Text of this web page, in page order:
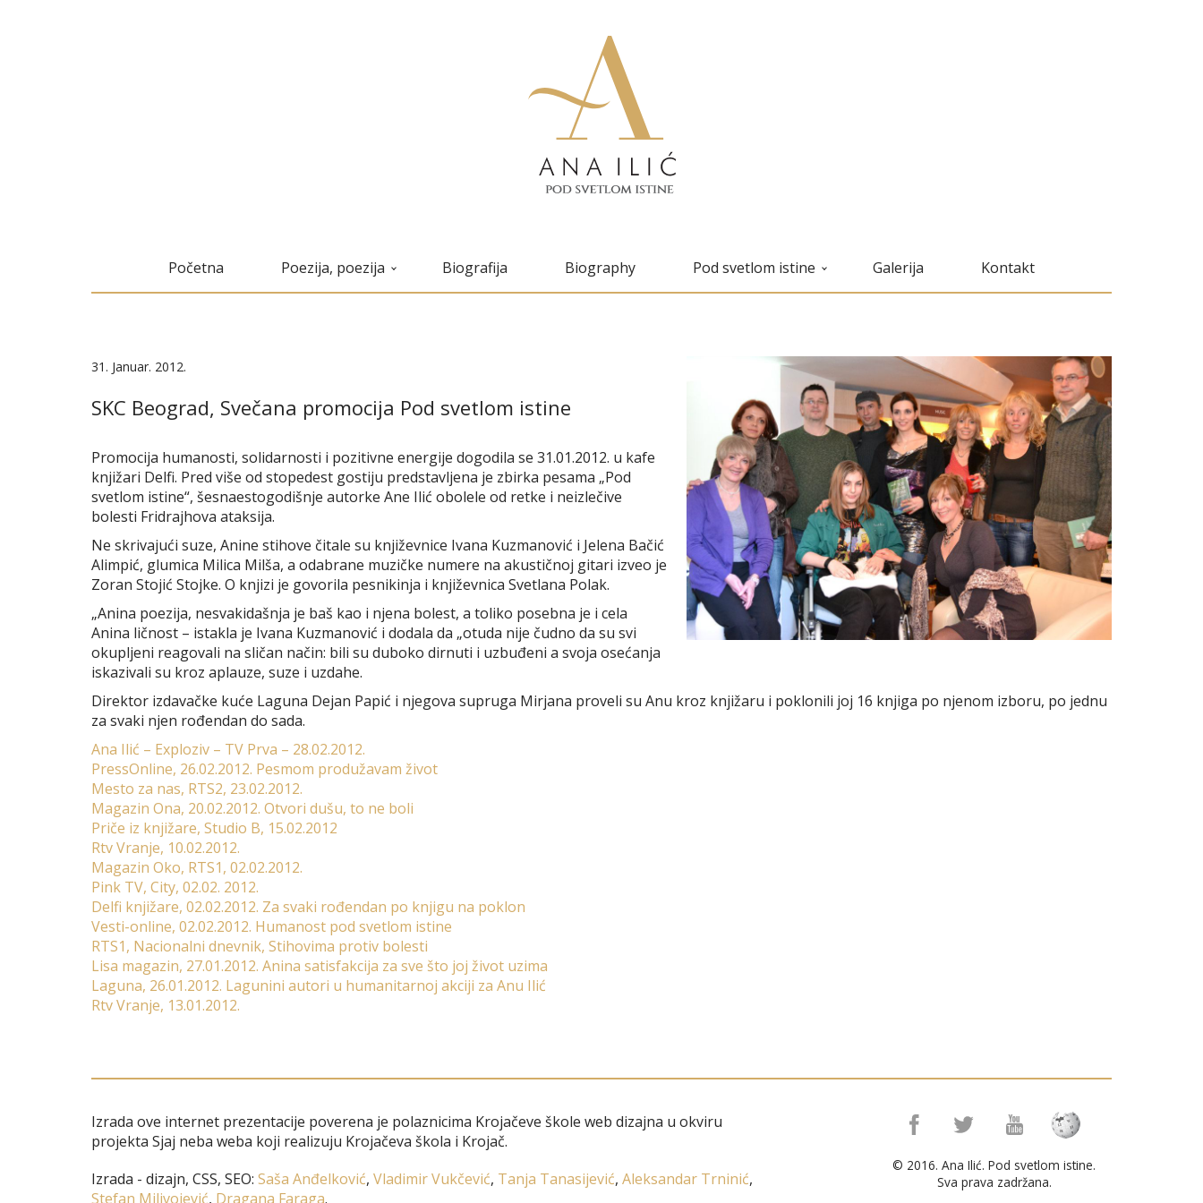
Početna Poezija, poezija Biografija Biography Pod svetlom istine Galerija Kontakt
31. Januar. 2012.
SKC Beograd, Svečana promocija Pod svetlom istine
Promocija humanosti, solidarnosti i pozitivne energije dogodila se 31.01.2012. u kafe
knjižari Delfi. Pred više od stopedest gostiju predstavljena je zbirka pesama „Pod
svetlom istine“, šesnaestogodišnje autorke Ane Ilić obolele od retke i neizlečive
bolesti Fridrajhova ataksija.
Ne skrivajući suze, Anine stihove čitale su književnice Ivana Kuzmanović i Jelena Bačić
Alimpić, glumica Milica Milša, a odabrane muzičke numere na akustičnoj gitari izveo je
Zoran Stojić Stojke. O knjizi je govorila pesnikinja i književnica Svetlana Polak.
„Anina poezija, nesvakidašnja je baš kao i njena bolest, a toliko posebna je i cela
Anina ličnost – istakla je Ivana Kuzmanović i dodala da „otuda nije čudno da su svi
okupljeni reagovali na sličan način: bili su duboko dirnuti i uzbuđeni a svoja osećanja
iskazivali su kroz aplauze, suze i uzdahe.
Direktor izdavačke kuće Laguna Dejan Papić i njegova supruga Mirjana proveli su Anu kroz knjižaru i poklonili joj 16 knjiga po njenom izboru, po jednu
za svaki njen rođendan do sada.
Ana Ilić – Exploziv – TV Prva – 28.02.2012.
PressOnline, 26.02.2012. Pesmom produžavam život
Mesto za nas, RTS2, 23.02.2012.
Magazin Ona, 20.02.2012. Otvori dušu, to ne boli
Priče iz knjižare, Studio B, 15.02.2012
Rtv Vranje, 10.02.2012.
Magazin Oko, RTS1, 02.02.2012.
Pink TV, City, 02.02. 2012.
Delfi knjižare, 02.02.2012. Za svaki rođendan po knjigu na poklon
Vesti-online, 02.02.2012. Humanost pod svetlom istine
RTS1, Nacionalni dnevnik, Stihovima protiv bolesti
Lisa magazin, 27.01.2012. Anina satisfakcija za sve što joj život uzima
Laguna, 26.01.2012. Lagunini autori u humanitarnoj akciji za Anu Ilić
Rtv Vranje, 13.01.2012.
Izrada ove internet prezentacije poverena je polaznicima Krojačeve škole web dizajna u okviru
projekta Sjaj neba weba koji realizuju Krojačeva škola i Krojač.
Izrada - dizajn, CSS, SEO: Saša Anđelković, Vladimir Vukčević, Tanja Tanasijević, Aleksandar Trninić,
Stefan Milivojević, Dragana Faraga.
© 2016. Ana Ilić. Pod svetlom istine.
Sva prava zadržana.